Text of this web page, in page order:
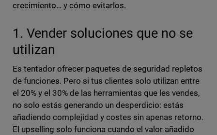
crecimiento… y cómo evitarlos.
1. Vender soluciones que no se
utilizan
Es tentador ofrecer paquetes de seguridad repletos
de funciones. Pero si tus clientes solo utilizan entre
el 20% y el 30% de las herramientas que les vendes,
no solo estás generando un desperdicio: estás
añadiendo complejidad y costes sin apenas retorno.
El upselling solo funciona cuando el valor añadido